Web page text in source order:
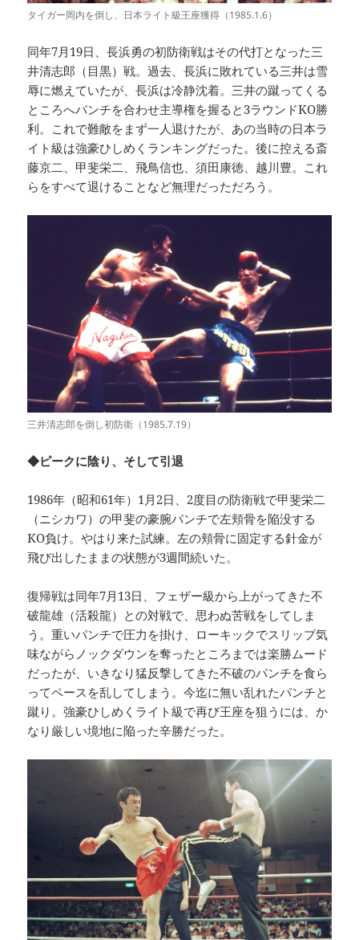
タイガー岡内を倒し、日本ライト級王座獲得（1985.1.6）
同年7月19日、長浜勇の初防衛戦はその代打となった三
井清志郎（目黒）戦。過去、長浜に敗れている三井は雪
辱に燃えていたが、長浜は冷静沈着。三井の蹴ってくる
ところへパンチを合わせ主導権を握ると3ラウンドKO勝
利。これで難敵をまず一人退けたが、あの当時の日本ラ
イト級は強豪ひしめくランキングだった。後に控える斎
藤京二、甲斐栄二、飛鳥信也、須田康徳、越川豊。これ
らをすべて退けることなど無理だっただろう。
三井清志郎を倒し初防衛（1985.7.19）
◆ピークに陰り、そして引退
1986年（昭和61年）1月2日、2度目の防衛戦で甲斐栄二
（ニシカワ）の甲斐の豪腕パンチで左頬骨を陥没する
KO負け。やはり来た試練。左の頬骨に固定する針金が
飛び出したままの状態が3週間続いた。
復帰戦は同年7月13日、フェザー級から上がってきた不
破龍雄（活殺龍）との対戦で、思わぬ苦戦をしてしま
う。重いパンチで圧力を掛け、ローキックでスリップ気
味ながらノックダウンを奪ったところまでは楽勝ムード
だったが、いきなり猛反撃してきた不破のパンチを食ら
ってペースを乱してしまう。今迄に無い乱れたパンチと
蹴り。強豪ひしめくライト級で再び王座を狙うには、か
なり厳しい境地に陥った辛勝だった。